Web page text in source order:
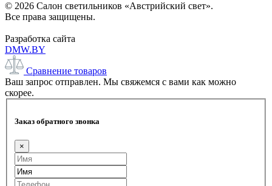
© 2026 Салон светильников «Австрийский свет».
Все права защищены.
Разработка сайта
DMW.BY
Сравнение товаров
Ваш запрос отправлен. Мы свяжемся с вами как можно
скорее.
Заказ обратного звонка
×